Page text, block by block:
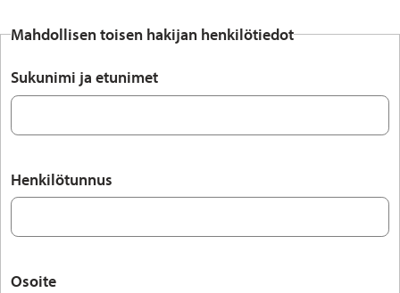
Mahdollisen toisen hakijan henkilötiedot
Sukunimi ja etunimet
Henkilötunnus
Osoite